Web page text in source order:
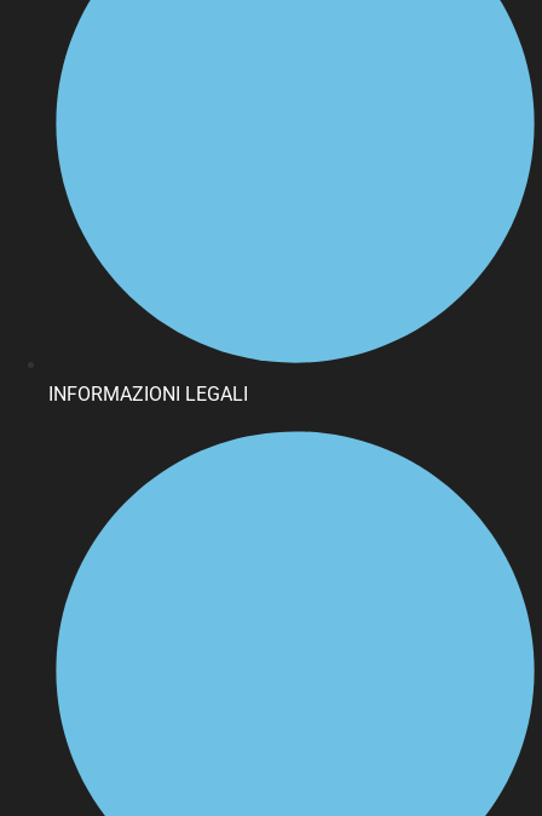
INFORMAZIONI LEGALI